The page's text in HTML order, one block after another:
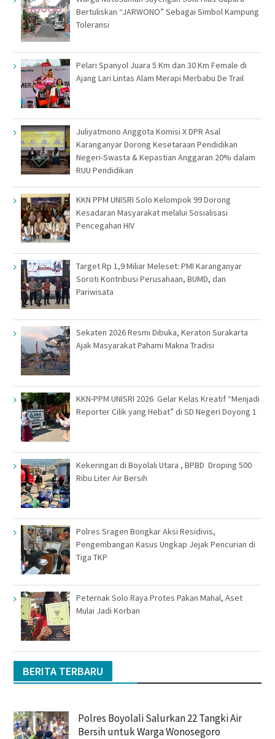
Bertuliskan “JARWONO” Sebagai Simbol Kampung
Toleransi
Pelari Spanyol Juara 5 Km dan 30 Km Female di
Ajang Lari Lintas Alam Merapi Merbabu De Trail
Juliyatmono Anggota Komisi X DPR Asal
Karanganyar Dorong Kesetaraan Pendidikan
Negeri-Swasta & Kepastian Anggaran 20% dalam
RUU Pendidikan
KKN PPM UNISRI Solo Kelompok 99 Dorong
Kesadaran Masyarakat melalui Sosialisasi
Pencegahan HIV
Target Rp 1,9 Miliar Meleset: PMI Karanganyar
Soroti Kontribusi Perusahaan, BUMD, dan
Pariwisata
Sekaten 2026 Resmi Dibuka, Keraton Surakarta
Ajak Masyarakat Pahami Makna Tradisi
KKN-PPM UNISRI 2026 Gelar Kelas Kreatif “Menjadi
Reporter Cilik yang Hebat” di SD Negeri Doyong 1
Kekeringan di Boyolali Utara , BPBD Droping 500
Ribu Liter Air Bersih
Polres Sragen Bongkar Aksi Residivis,
Pengembangan Kasus Ungkap Jejak Pencurian di
Tiga TKP
Peternak Solo Raya Protes Pakan Mahal, Aset
Mulai Jadi Korban
BERITA TERBARU
Polres Boyolali Salurkan 22 Tangki Air
Bersih untuk Warga Wonosegoro